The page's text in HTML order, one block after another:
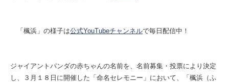
「楓浜」の様子は公式YouTubeチャンネルで毎日配信中！
ジャイアントパンダの赤ちゃんの名前を、名前募集・投票により決定
し、３月１８日に開催した「命名セレモニー」において、「楓浜（ふ